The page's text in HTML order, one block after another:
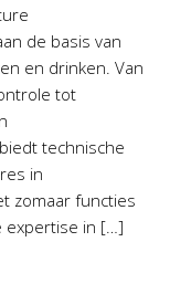
de basis van
en drinken. Van
tot
technische
in
zomaar functies
expertise in […]